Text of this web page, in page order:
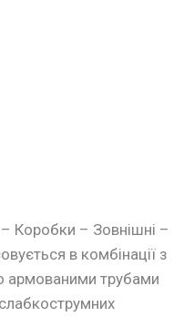
Коробки – Зовнішні –
в комбінації з
армованими трубами